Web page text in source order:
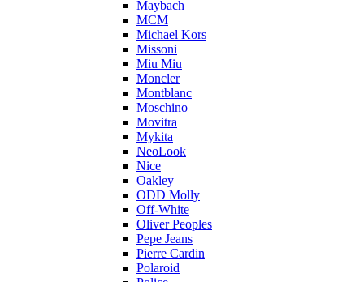
Maybach
MCM
Michael Kors
Missoni
Miu Miu
Moncler
Montblanc
Moschino
Movitra
Mykita
NeoLook
Nice
Oakley
ODD Molly
Off-White
Oliver Peoples
Pepe Jeans
Pierre Cardin
Polaroid